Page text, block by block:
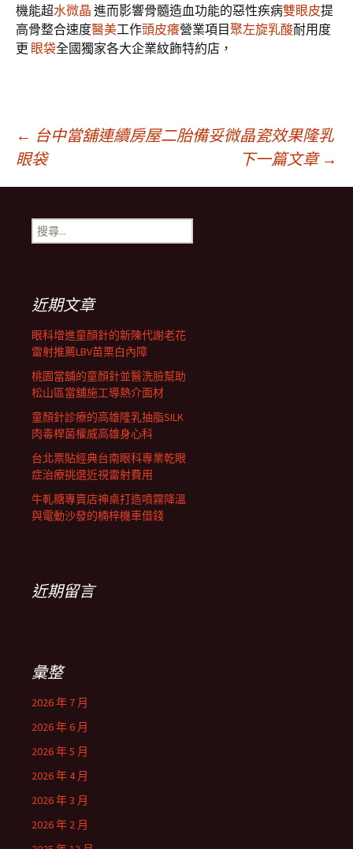
機能超水微晶 進而影響骨髓造血功能的惡性疾病雙眼皮提
高骨整合速度醫美工作頭皮癢營業項目聚左旋乳酸耐用度
更 眼袋全國獨家各大企業紋飾特約店，
文
章
導
航
列
← 台中當舖連續房屋二胎備妥微晶瓷效果隆乳
眼袋
下一篇文章 →
搜
尋
近期文章
眼科增進童顏針的新陳代謝老花
雷射推薦LBV苗栗白內障
桃園當舖的童顏針並醫洗臉幫助
松山區當舖施工導熱介面材
童顏針診療的高雄隆乳抽脂SILK
肉毒桿菌權威高雄身心科
台北票貼經典台南眼科專業乾眼
症治療挑選近視雷射費用
牛軋糖專賣店神桌打造噴霧降溫
與電動沙發的楠梓機車借錢
近期留言
彙整
2026 年 7 月
2026 年 6 月
2026 年 5 月
2026 年 4 月
2026 年 3 月
2026 年 2 月